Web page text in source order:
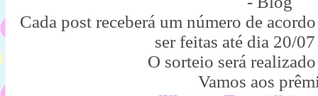
Cada post receberá um número de
ser feitas até dia 20/
O sorteio será
Vamos aos